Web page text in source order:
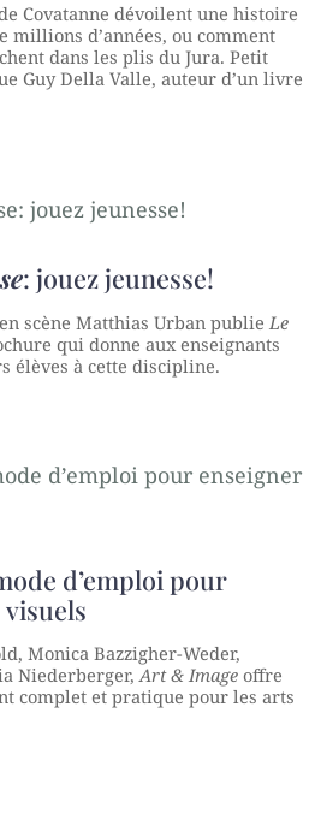
Covatanne dévoilent une histoire
millions d’années, ou comment
dans les plis du Jura. Petit
Guy Della Valle, auteur d’un livre
: jouez jeunesse!
scène Matthias Urban publie Le
qui donne aux enseignants
élèves à cette discipline.
d’emploi pour
Monica Bazzigher-Weder,
Niederberger, Art & Image offre
complet et pratique pour les arts